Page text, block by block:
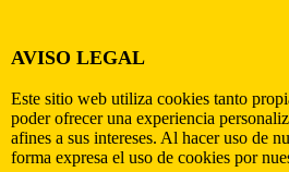
AVISO LEGAL
Este sitio web utiliza cookies tanto
poder ofrecer una experiencia
afines a sus intereses. Al hacer uso de
forma expresa el uso de cookies por